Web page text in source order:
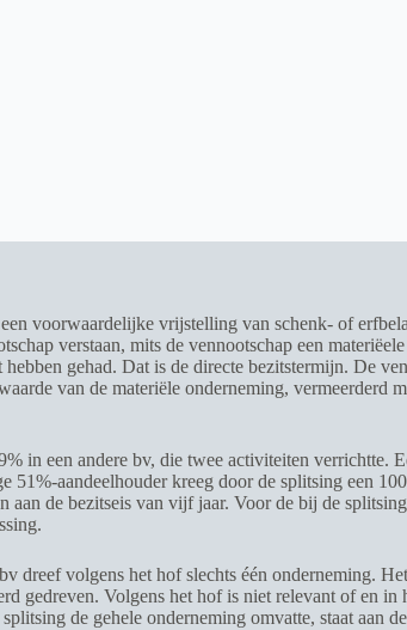
voorwaardelijke vrijstelling van schenk- of
verstaan, mits de vennootschap een
gehad. Dat is de directe bezitstermijn. De
van de materiële onderneming,
in een andere bv, die twee activiteiten
51%-aandeelhouder kreeg door de splitsing een
aan de bezitseis van vijf jaar. Voor de bij de
dreef volgens het hof slechts één onderneming.
gedreven. Volgens het hof is niet relevant of en
de gehele onderneming omvatte, staat aan